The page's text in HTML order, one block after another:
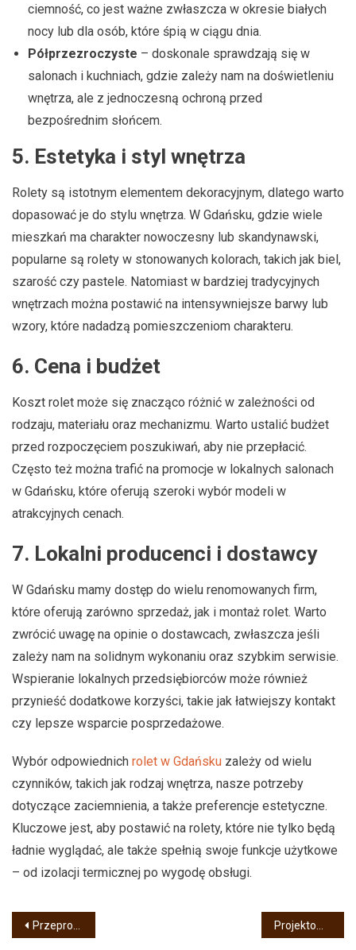
ciemność, co jest ważne zwłaszcza w okresie białych
nocy lub dla osób, które śpią w ciągu dnia.
Półprzezroczyste – doskonale sprawdzają się w
salonach i kuchniach, gdzie zależy nam na doświetleniu
wnętrza, ale z jednoczesną ochroną przed
bezpośrednim słońcem.
5. Estetyka i styl wnętrza
Rolety są istotnym elementem dekoracyjnym, dlatego warto
dopasować je do stylu wnętrza. W Gdańsku, gdzie wiele
mieszkań ma charakter nowoczesny lub skandynawski,
popularne są rolety w stonowanych kolorach, takich jak biel,
szarość czy pastele. Natomiast w bardziej tradycyjnych
wnętrzach można postawić na intensywniejsze barwy lub
wzory, które nadadzą pomieszczeniom charakteru.
6. Cena i budżet
Koszt rolet może się znacząco różnić w zależności od
rodzaju, materiału oraz mechanizmu. Warto ustalić budżet
przed rozpoczęciem poszukiwań, aby nie przepłacić.
Często też można trafić na promocje w lokalnych salonach
w Gdańsku, które oferują szeroki wybór modeli w
atrakcyjnych cenach.
7. Lokalni producenci i dostawcy
W Gdańsku mamy dostęp do wielu renomowanych firm,
które oferują zarówno sprzedaż, jak i montaż rolet. Warto
zwrócić uwagę na opinie o dostawcach, zwłaszcza jeśli
zależy nam na solidnym wykonaniu oraz szybkim serwisie.
Wspieranie lokalnych przedsiębiorców może również
przynieść dodatkowe korzyści, takie jak łatwiejszy kontakt
czy lepsze wsparcie posprzedażowe.
Wybór odpowiednich rolet w Gdańsku zależy od wielu
czynników, takich jak rodzaj wnętrza, nasze potrzeby
dotyczące zaciemnienia, a także preferencje estetyczne.
Kluczowe jest, aby postawić na rolety, które nie tylko będą
ładnie wyglądać, ale także spełnią swoje funkcje użytkowe
– od izolacji termicznej po wygodę obsługi.
Nawigacja
Przeprowadzki Kraków – wszystko, co powinieneś wiedzieć!